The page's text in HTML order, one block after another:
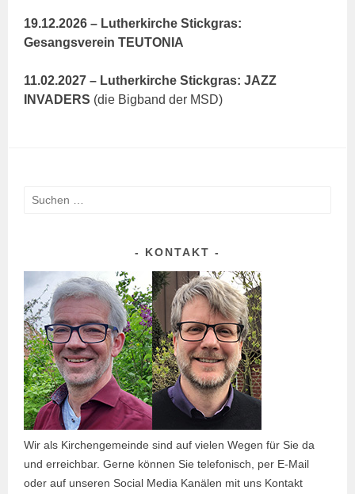
19.12.2026 – Lutherkirche Stickgras:
Gesangsverein TEUTONIA
11.02.2027 – Lutherkirche Stickgras: JAZZ
INVADERS (die Bigband der MSD)
Suchen
KONTAKT
Wir als Kirchengemeinde sind auf vielen Wegen für Sie da
und erreichbar. Gerne können Sie telefonisch, per E-Mail
oder auf unseren Social Media Kanälen mit uns Kontakt